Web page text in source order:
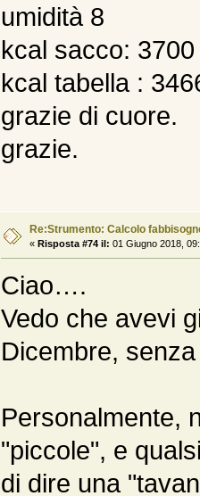
umidità 8
kcal sacco:
kcal tabella :
grazie di cuore.
grazie.
Re:Strumento: Calcolo
« Risposta #74 il: 01 Giugno 2018,
Ciao….
Vedo che avevi
Dicembre,
Personalmente,
"piccole", e
di dire una